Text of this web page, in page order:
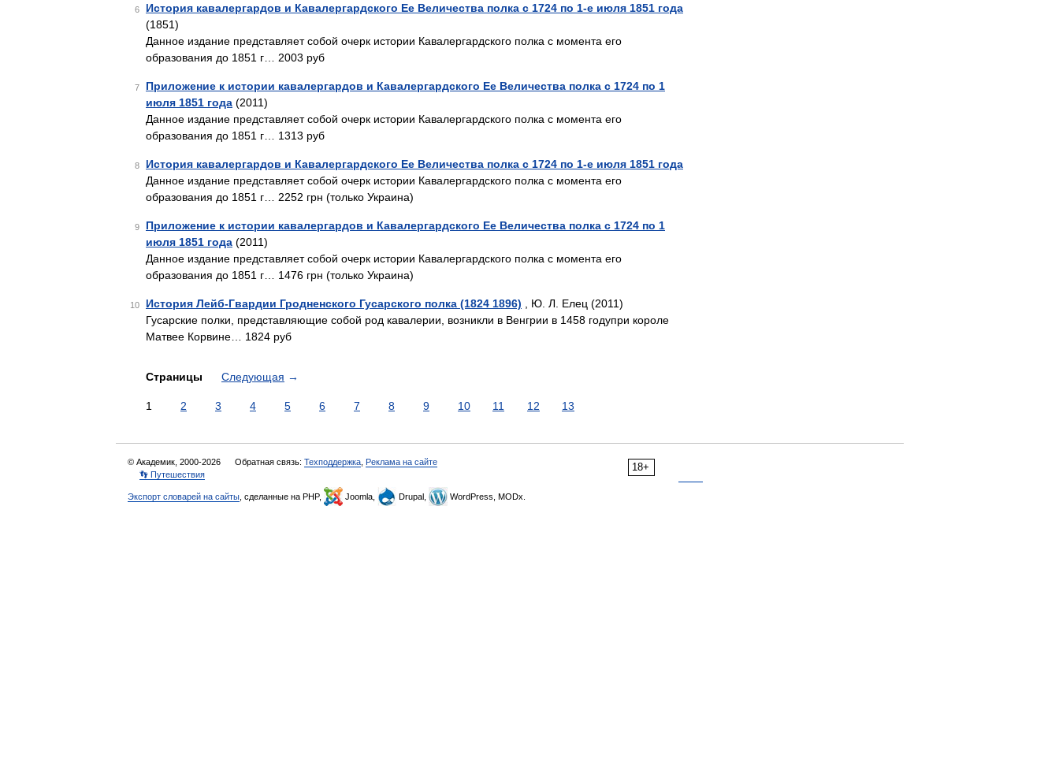
6
История кавалергардов и Кавалергардского Ее Величества полка с 1724 по 1-е июля 1851 года
(1851)
Данное издание представляет собой очерк истории Кавалергардского полка с момента его
образования до 1851 г… 2003 руб
7
Приложение к истории кавалергардов и Кавалергардского Ее Величества полка с 1724 по 1
июля 1851 года (2011)
Данное издание представляет собой очерк истории Кавалергардского полка с момента его
образования до 1851 г… 1313 руб
8
История кавалергардов и Кавалергардского Ее Величества полка с 1724 по 1-е июля 1851 года
Данное издание представляет собой очерк истории Кавалергардского полка с момента его
образования до 1851 г… 2252 грн (только Украина)
9
Приложение к истории кавалергардов и Кавалергардского Ее Величества полка с 1724 по 1
июля 1851 года (2011)
Данное издание представляет собой очерк истории Кавалергардского полка с момента его
образования до 1851 г… 1476 грн (только Украина)
10 История Лейб-Гвардии Гродненского Гусарского полка (1824 1896) , Ю. Л. Елец (2011)
Гусарские полки, представляющие собой род кавалерии, возникли в Венгрии в 1458 годупри короле
Матвее Корвине… 1824 руб
Страницы Следующая →
1 2 3 4 5 6 7 8 9 10 11 12 13
18+
© Академик, 2000-2026 Обратная связь: Техподдержка Реклама на сайте
👣 Путешествия
Экспорт словарей на сайты , сделанные на PHP, Joomla, Drupal, WordPress, MODx.